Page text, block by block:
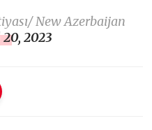
New Azerbaijan
2023